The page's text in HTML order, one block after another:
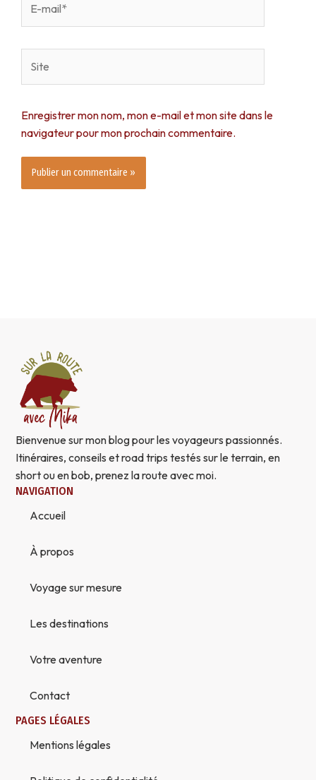
mail*
Enregistrer mon nom, mon e-mail et mon site dans le
navigateur pour mon prochain commentaire.
Bienvenue sur mon blog pour les voyageurs passionnés.
Itinéraires, conseils et road trips testés sur le terrain, en
short ou en bob, prenez la route avec moi.
NAVIGATION
Accueil
À propos
Voyage sur mesure
Les destinations
Votre aventure
Contact
PAGES LÉGALES
Mentions légales